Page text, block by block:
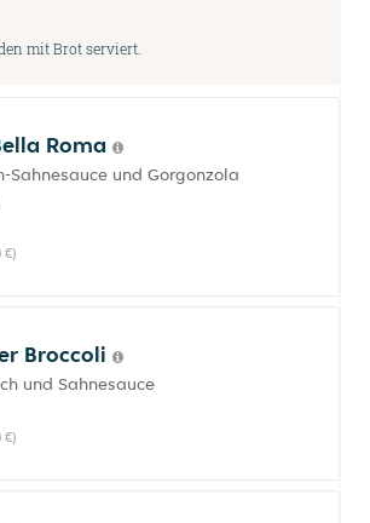
mit Brot serviert.
Roma
Sahnesauce und Gorgonzola
€)
Broccoli
und Sahnesauce
€)